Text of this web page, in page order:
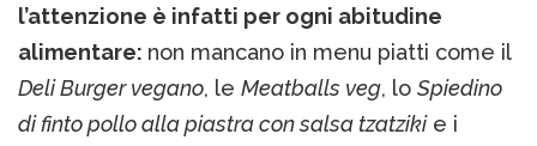
l’attenzione è infatti per ogni abitudine
alimentare: non mancano in menu piatti come il
Deli Burger vegano, le Meatballs veg, lo Spiedino
di finto pollo alla piastra con salsa tzatzikie i